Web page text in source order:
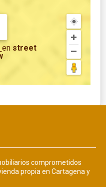
en street
comprometidos
propia en Cartagena y